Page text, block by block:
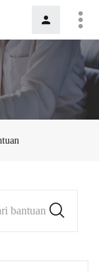
bantuan